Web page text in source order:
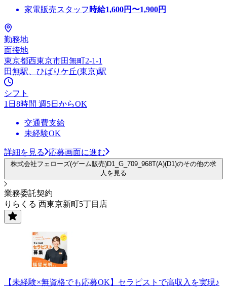
家電販売スタッフ 時給1,600円〜1,900円
勤務地
面接地
東京都西東京市田無町2-1-1
田無駅、ひばりケ丘(東京)駅
シフト
1日8時間 週5日からOK
交通費支給
未経験OK
詳細を見る 応募画面に進む
株式会社フェローズ(ゲーム販売)D1_G_709_968T(A)(D1)のその他の求
人を見る
業務委託契約
りらくる 西東京新町5丁目店
【未経験×無資格でも応募OK】セラピストで高収入を実現♪